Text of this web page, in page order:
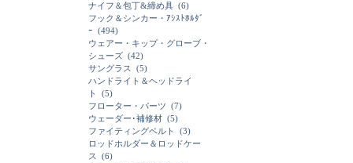
ナイフ＆包丁&締め具 (6)
フック＆シンカー・ｱｼｽﾄﾎﾙﾀﾞ
ｰ (494)
ウェアー・キップ・グローブ・
シューズ (42)
サングラス
(5)
ハンドライト＆ヘッドライ
ト
(5)
フローター・パーツ (7)
ウェーダー･補修材 (5)
ファイティングベルト
(3)
ロッドホルダー＆ロッドケー
ス
(6)